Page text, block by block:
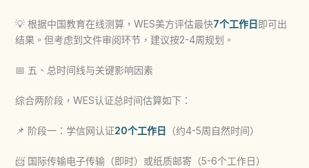
💡 根据中国教育在线测算，WES美方评估最快7个工作日即可出
结果。但考虑到文件审阅环节，建议按2-4周规划。
📅 五、总时间线与关键影响因素
综合两阶段，WES认证总时间估算如下：
📌 阶段一：学信网认证20个工作日 （约4-5周自然时间）
📨 国际传输电子传输（即时）或纸质邮寄（5-6个工作日）